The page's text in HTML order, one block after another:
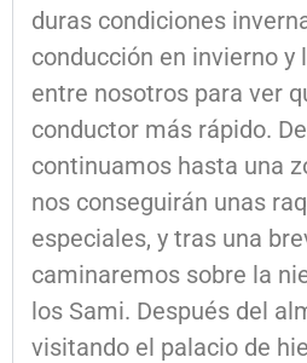
duras condiciones
conducción en invierno y
entre nosotros para ver
conductor más rápido.
continuamos hasta una
nos conseguirán unas
especiales, y tras una
caminaremos sobre la
los Sami. Después del
visitando el palacio de